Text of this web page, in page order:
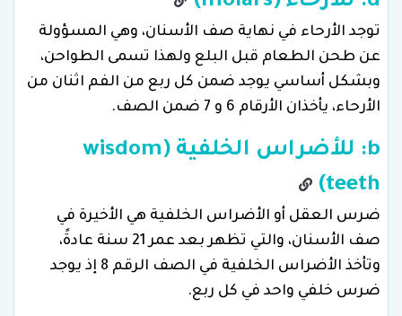
توجد الأرحاء في نهاية صف الأسنان، وهي المسؤولة
عن طحن الطعام قبل البلع ولهذا تسمى الطواحن،
وبشكل أساسي يوجد ضمن كل ربع من الفم اثنان من
الأرحاء، يأخذان الأرقام 6 و 7 ضمن الصف.
b: للأضراس الخلفية (wisdom
teeth)
ضرس العقل أو الأضراس الخلفية هي الأخيرة في
صف الأسنان، والتي تظهر بعد عمر 21 سنة عادةً،
وتأخذ الأضراس الخلفية في الصف الرقم 8 إذ يوجد
ضرس خلفي واحد في كل ربع.